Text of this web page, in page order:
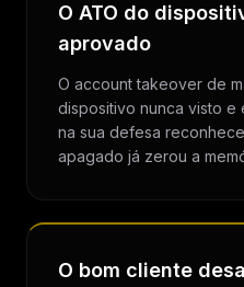
O ATO do
aprovado
O account takeover de
dispositivo nunca visto
na sua defesa
apagado já zerou a
O bom cliente